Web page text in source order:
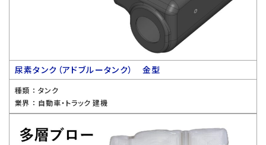
尿素タンク（アドブルータンク） 金型
種類 ： タンク
業界 ： 自動車・トラック 建機